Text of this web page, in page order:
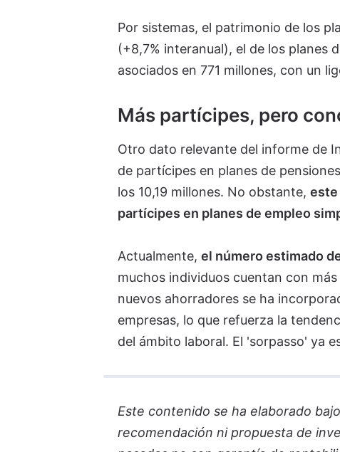
Por sistemas, el patrimonio de los
(+8,7% interanual), el de los planes
asociados en 771 millones, con un
Más partícipes, pero
Otro dato relevante del informe de
de partícipes en planes de
los 10,19 millones. No obstante, este
partícipes en planes de empleo
Actualmente, el número estimado
muchos individuos cuentan con
nuevos ahorradores se ha
empresas, lo que refuerza la
del ámbito laboral. El 'sorpasso' ya
Este contenido se ha elaborado
recomendación ni propuesta de